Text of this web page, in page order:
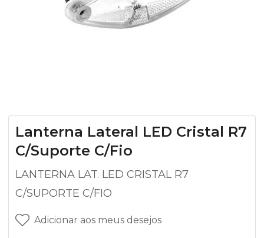
Lanterna Lateral LED Cristal R7
C/Suporte C/Fio
LANTERNA LAT. LED CRISTAL R7
C/SUPORTE C/FIO
Adicionar aos meus desejos